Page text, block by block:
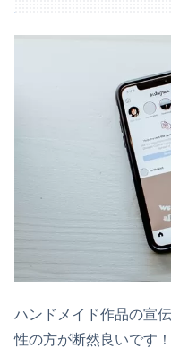
ハンドメイド作品の宣
性の方が断然良いです！